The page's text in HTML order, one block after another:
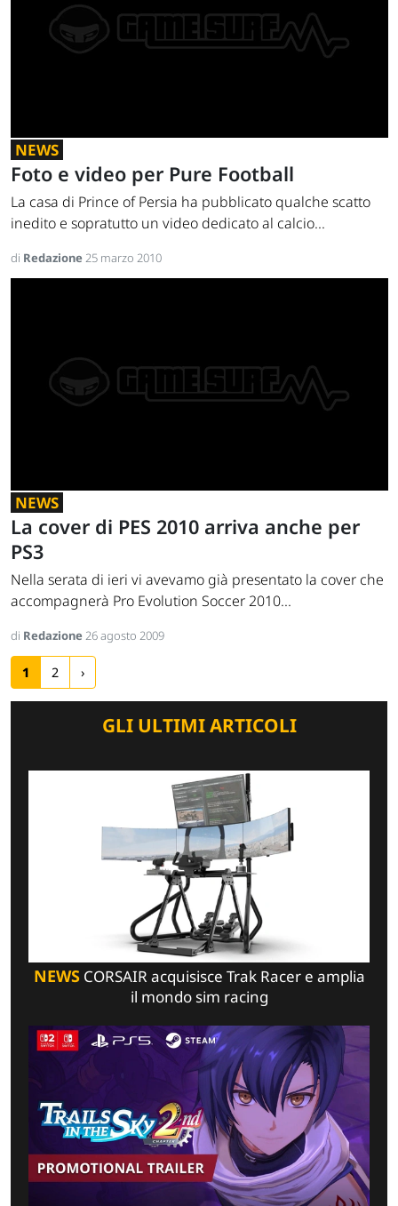
NEWS
Foto e video per Pure Football
La casa di Prince of Persia ha pubblicato qualche scatto
inedito e sopratutto un video dedicato al calcio...
di Redazione25 marzo 2010
NEWS
La cover di PES 2010 arriva anche per
PS3
Nella serata di ieri vi avevamo già presentato la cover che
accompagnerà Pro Evolution Soccer 2010...
di Redazione26 agosto 2009
1 2 ›
GLI ULTIMI ARTICOLI
NEWSCORSAIR acquisisce Trak Racer e amplia
il mondo sim racing